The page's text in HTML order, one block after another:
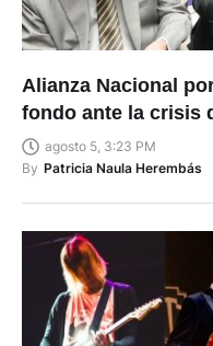
Alianza Nacional
fondo ante la crisis
agosto 5, 3:23 PM
By Patricia Naula Herembás